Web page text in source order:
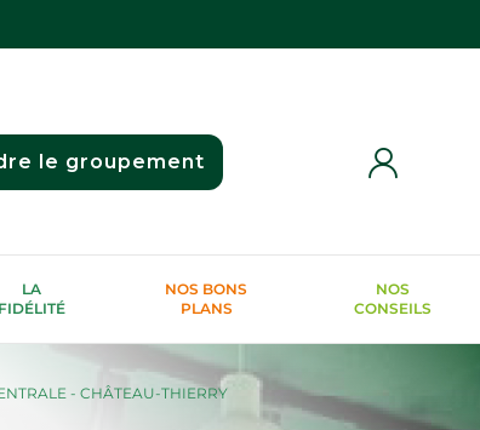
le groupement
LA
FIDÉLITÉ
NOS BONS
PLANS
NOS
CONSEILS
- CHÂTEAU-THIERRY